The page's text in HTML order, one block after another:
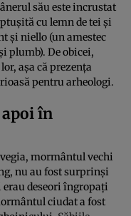
său este incrustat
cu lemn de tei și
și niello (un amestec
plumb). De obicei,
așa că prezența
pentru arheologi.
apoi în
mormântul vechi
nu au fost surprinși
erau deseori îngropați
ciudat a fost